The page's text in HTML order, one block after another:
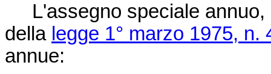
L'assegno speciale annuo,
della legge 1° marzo 1975, n.
annue: